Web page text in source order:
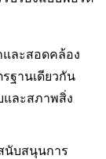
ละสอดคล้อง
ฐานเดียวกัน
และสภาพสิ่ง
นับสนุนการ